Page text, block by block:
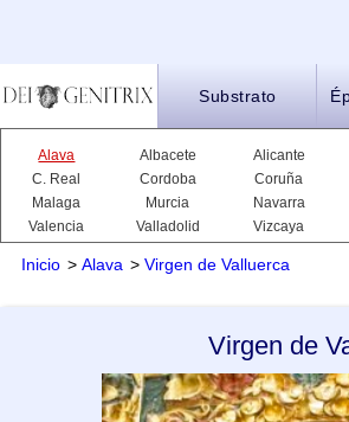
Substrato
Alava Albacete Alicante
C. Real
Cordoba Coruña
Malaga
Murcia Navarra
Valencia
Valladolid Vizcaya
Inicio > Alava > Virgen de Valluerca
Virgen de